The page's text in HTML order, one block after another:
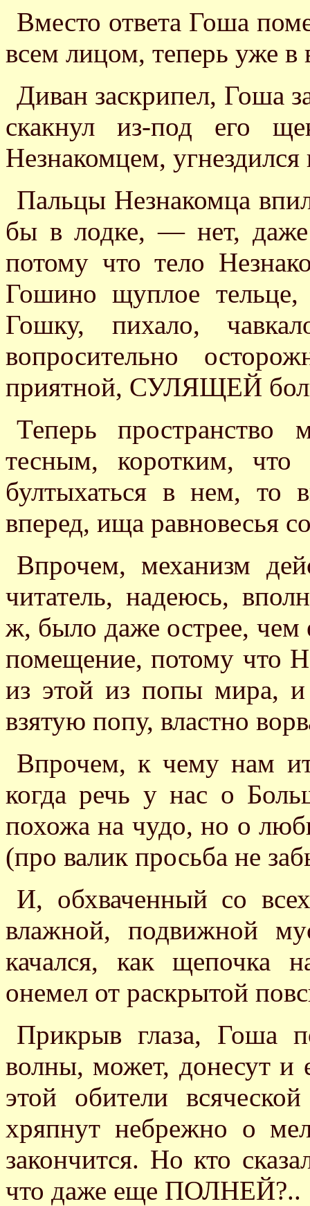
Вместо ответа Гоша
всем лицом, теперь уже в
Диван заскрипел, Гоша
скакнул из-под его
Незнакомцем, угнездился
Пальцы Незнакомца
бы в лодке, — нет,
потому что тело
Гошино щуплое
Гошку, пихало,
вопросительно
приятной, СУЛЯЩЕЙ
Теперь пространство
тесным, коротким,
бултыхаться в нем, то
вперед, ища равновесья
Впрочем, механизм
читатель, надеюсь,
ж, было даже острее,
помещение, потому что
из этой из попы мира,
взятую попу, властно
Впрочем, к чему нам
когда речь у нас о
похожа на чудо, но о
(про валик просьба не
И, обхваченный со
влажной, подвижной
качался, как щепочка
онемел от раскрытой
Прикрыв глаза, Гоша
волны, может, донесут и
этой обители
хряпнут небрежно о
закончится. Но кто
что даже еще ПОЛНЕЙ?..